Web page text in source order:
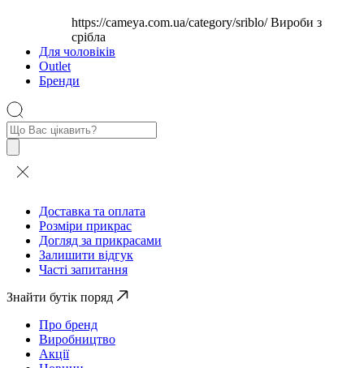
https://cameya.com.ua/category/sriblo/Вироби з
срібла
Для чоловіків
Outlet
Бренди
Пошук
товарів
Доставка та оплата
Розміри прикрас
Догляд за прикрасами
Залишити відгук
Часті запитання
Знайти бутік поряд
Про бренд
Виробництво
Акції